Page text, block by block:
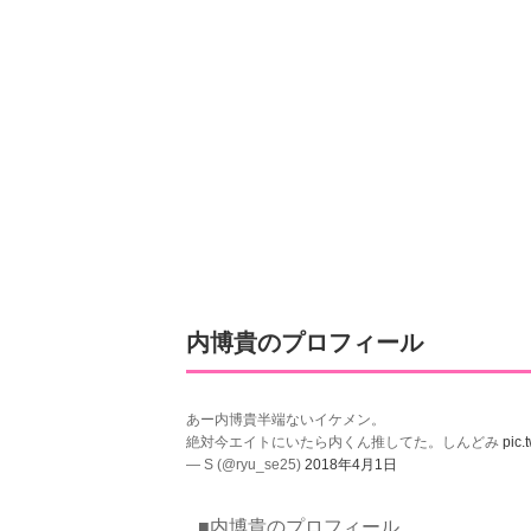
内博貴のプロフィール
あー内博貴半端ないイケメン。
絶対今エイトにいたら内くん推してた。しんどみ
— S (@ryu_se25) 2018年4月1日
■内博貴のプロフィール